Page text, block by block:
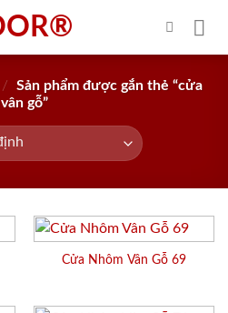
/
Sản phẩm được gắn thẻ “cửa
vân gỗ”
Cửa Nhôm Vân Gỗ 69